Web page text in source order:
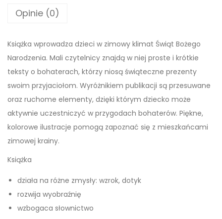
Z
M
A
Z
A
B
A
W
Y
A
Ś
N
Opinie (0)
Książka wprowadza dzieci w zimowy klimat Świąt Bożego
Narodzenia. Mali czytelnicy znajdą w niej proste i krótkie
teksty o bohaterach, którzy niosą świąteczne prezenty
swoim przyjaciołom. Wyróżnikiem publikacji są przesuwane
oraz ruchome elementy, dzięki którym dziecko może
aktywnie uczestniczyć w przygodach bohaterów. Piękne,
kolorowe ilustracje pomogą zapoznać się z mieszkańcami
zimowej krainy.
Książka
działa na różne zmysły: wzrok, dotyk
rozwija wyobraźnię
wzbogaca słownictwo